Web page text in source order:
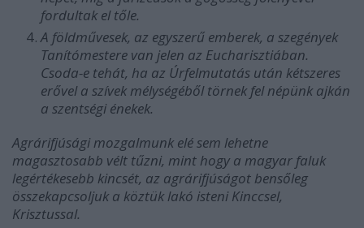
fordultak el tőle.
A földművesek, az egyszerű emberek, a szegények
Tanítómestere van jelen az Eucharisztiában.
Csoda-e tehát, ha az Úrfelmutatás után kétszeres
erővel a szívek mélységéből törnek fel népünk ajkán
a szentségi énekek.
Agrárifjúsági mozgalmunk elé sem lehetne
magasztosabb vélt tűzni, mint hogy a magyar faluk
legértékesebb kincsét, az agrárifjúságot bensőleg
összekapcsoljuk a köztük lakó isteni Kinccsel,
Krisztussal.